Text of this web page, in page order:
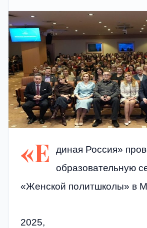
«Е
диная Россия»
образовательную
«Женской политшколы» в
2025,